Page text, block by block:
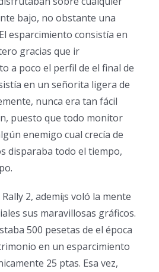
bajo, no obstante una
esparcimiento consistía en
gracias que ir
a poco el perfil de el final de
en un señorita ligera de
nunca era tan fácil
puesto que todo monitor
enemigo cual crecía de
disparaba todo el tiempo,
2, ademí¡s voló la mente
sus maravillosas gráficos.
500 pesetas de el época
en un esparcimiento
25 ptas. Esa vez,